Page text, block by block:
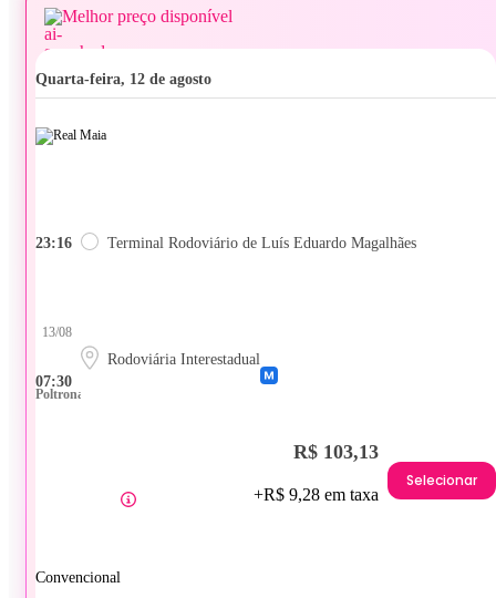
Melhor preço disponível
quarta-feira, 12 de agosto
23:16 Terminal Rodoviário de Luís Eduardo Magalhães
07:30
13/08
Rodoviária Interestadual
Poltrona
Convencional
R$ 103,13
+R$ 9,28 em taxa
Selecionar